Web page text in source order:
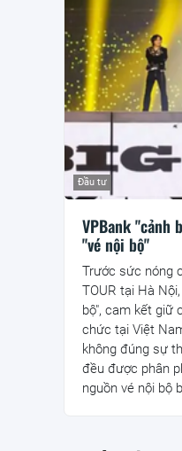
VPBank "cảnh
"vé nội bộ"
Đầu tư
Trước sức nóng
TOUR tại Hà
bộ", cam kết giữ
chức tại Việt
không đúng sự
đều được phân
nguồn vé nội bộ